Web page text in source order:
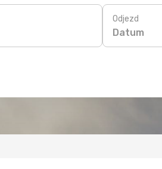
Odjezd
Datum